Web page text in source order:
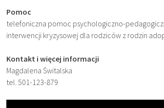
Pomoc
telefoniczna pomoc psychologiczno-
interwencji kryzysowej dla rodziców z rodzin
Kontakt i więcej informacji
Magdalena Świtalska
tel. 501-123-879